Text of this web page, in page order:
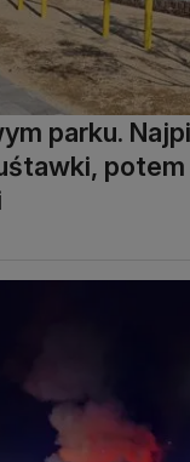
parku.
potem